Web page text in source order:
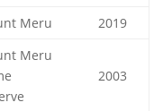
Meru
2019
Meru
2003